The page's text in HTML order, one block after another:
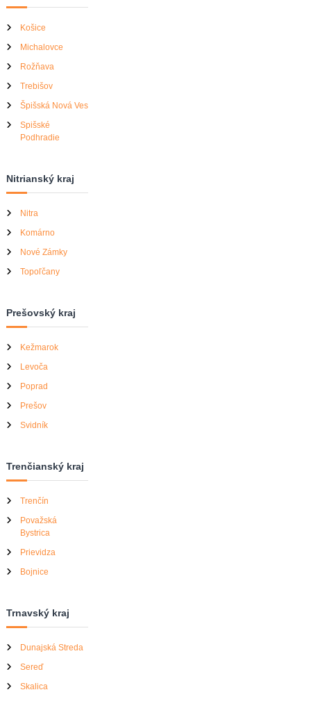
Košice
Michalovce
Rožňava
Trebišov
Špišská Nová Ves
Spišské
Podhradie
Nitrianský kraj
Nitra
Komárno
Nové Zámky
Topoľčany
Prešovský kraj
Kežmarok
Levoča
Poprad
Prešov
Svidník
Trenčianský kraj
Trenčín
Považská
Bystrica
Prievidza
Bojnice
Trnavský kraj
Dunajská Streda
Sereď
Skalica